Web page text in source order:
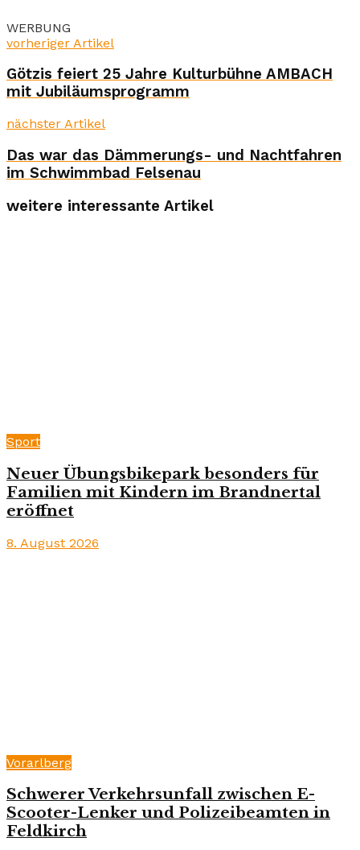
WERBUNG
vorheriger Artikel
Götzis feiert 25 Jahre Kulturbühne AMBACH
mit Jubiläumsprogramm
nächster Artikel
Das war das Dämmerungs- und Nachtfahren
im Schwimmbad Felsenau
weitere interessante Artikel
Sport
Neuer Übungsbikepark besonders für
Familien mit Kindern im Brandnertal
eröffnet
8. August 2026
Vorarlberg
Schwerer Verkehrsunfall zwischen E-
Scooter-Lenker und Polizeibeamten in
Feldkirch